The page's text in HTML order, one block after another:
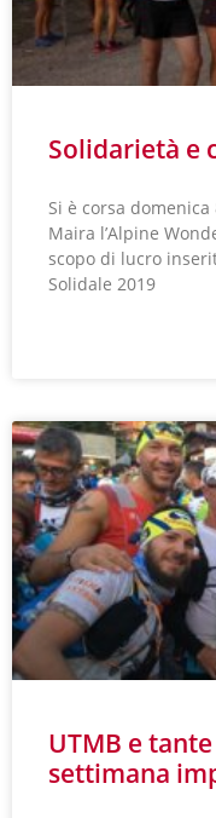
Solidarietà e
Si è corsa
Maira l’Alpine
scopo di lucro
Solidale 2019
UTMB e
settimana